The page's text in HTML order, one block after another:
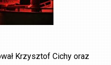
Krzysztof Cichy oraz